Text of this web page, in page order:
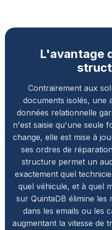
L'avantage
Contrairement aux
documents isolés, une
données relationnelle
n'est saisie qu'une seule
change, elle est mise à
ses ordres de
structure permet un
exactement quel
quel véhicule, et à quel
sur QuintaDB élimine les
dans les emails ou les
augmentant la vitesse de